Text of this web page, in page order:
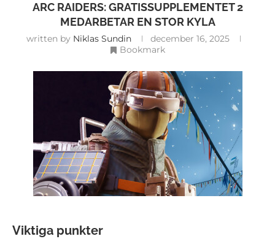
ARC RAIDERS: GRATISSUPPLEMENTET 2
MEDARBETAR EN STOR KYLA
written by Niklas Sundin
december 16, 2025
Bookmark
Viktiga punkter